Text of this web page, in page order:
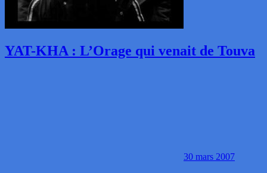
YAT-KHA : L’Orage qui venait de Touva
30 mars 2007